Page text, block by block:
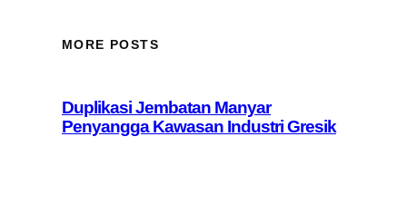
MORE POSTS
Duplikasi Jembatan Manyar
Penyangga Kawasan Industri Gresik